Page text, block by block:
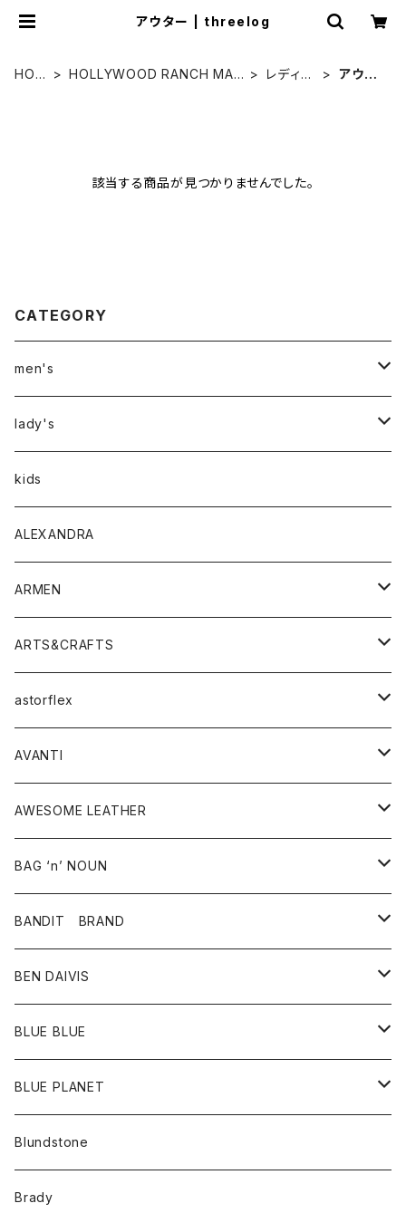
アウター | threelog
HOM
HOLLYWOOD RANCH MAR
レディー
アウタ
該当する商品が見つかりませんでした。
CATEGORY
men's
アウター
トップス
Tシャツ
シャツ
ボトムス
lady's
アウター
トップス
Tシャツ・カットソー
シャツ・ブラウス
ボトムス
パンツ
スカート
ワンピース・オールインワン
バッグ
シューズ
アクセサリー
その他雑貨
kids
ALEXANDRA
ARMEN
アウター
コート
ジャケット
トップス
ベスト
シャツ
ワンピース
ボトム
スカート
パンツ
グッズ
靴
ARTS&CRAFTS
アクセサリー
ウォレット
バッグ
astorflex
グッズ
靴
AVANTI
シャツ
AWESOME LEATHER
アウター
革ジャケット
BAG ‘n’ NOUN
アクセサリー
バッグ
ポーチ
BANDIT BRAND
トップス
Ｔシャツ
BEN DAIVIS
ポトム
パンツ
BLUE BLUE
アウター
カーディガン
コート
アクセサリー
バッグ
キッズ
BLUE PLANET
サングラス
Blundstone
Brady